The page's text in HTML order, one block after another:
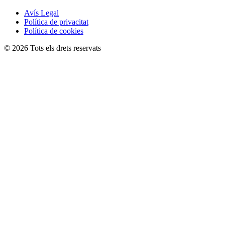
Avís Legal
Política de privacitat
Política de cookies
© 2026 Tots els drets reservats